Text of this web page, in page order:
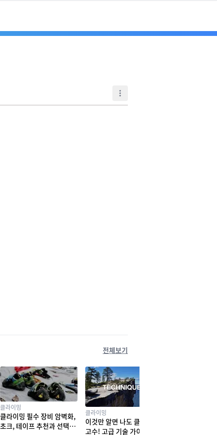
전체보기
클라이밍
클라이밍 필수 장비 암벽화,
초크, 테이프 추천과 선택법
클라이밍
이것만 알면 나도 클라이밍
고수! 고급 기술 가이드